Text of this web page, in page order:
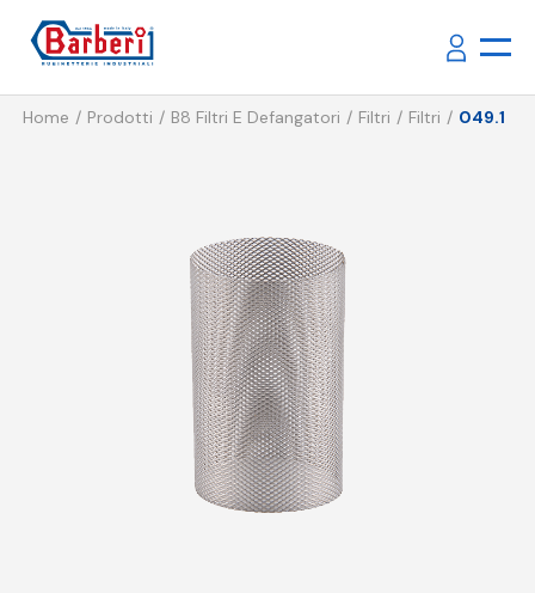
Home Prodotti B8 Filtri E Defangatori Filtri Filtri 049.1